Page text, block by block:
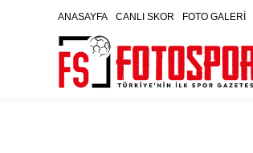
ANASAYFA CANLI SKOR FOTO GALERİ